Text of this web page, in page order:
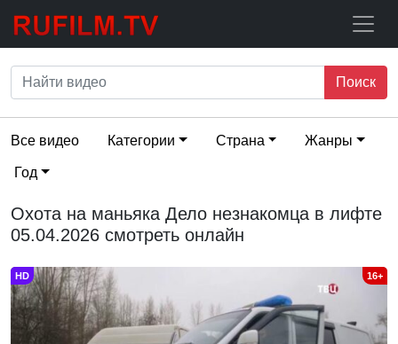
Поиск
Все видео Категории Страна Жанры
Год
Охота на маньяка Дело незнакомца в лифте
05.04.2026 смотреть онлайн
HD 16+